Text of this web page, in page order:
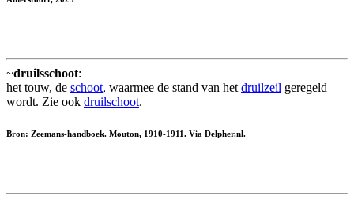
~druilsschoot:
het touw, de schoot, waarmee de stand van het druilzeil geregeld
wordt. Zie ook druilschoot.
Bron: Zeemans-handboek. Mouton, 1910-1911. Via Delpher.nl.